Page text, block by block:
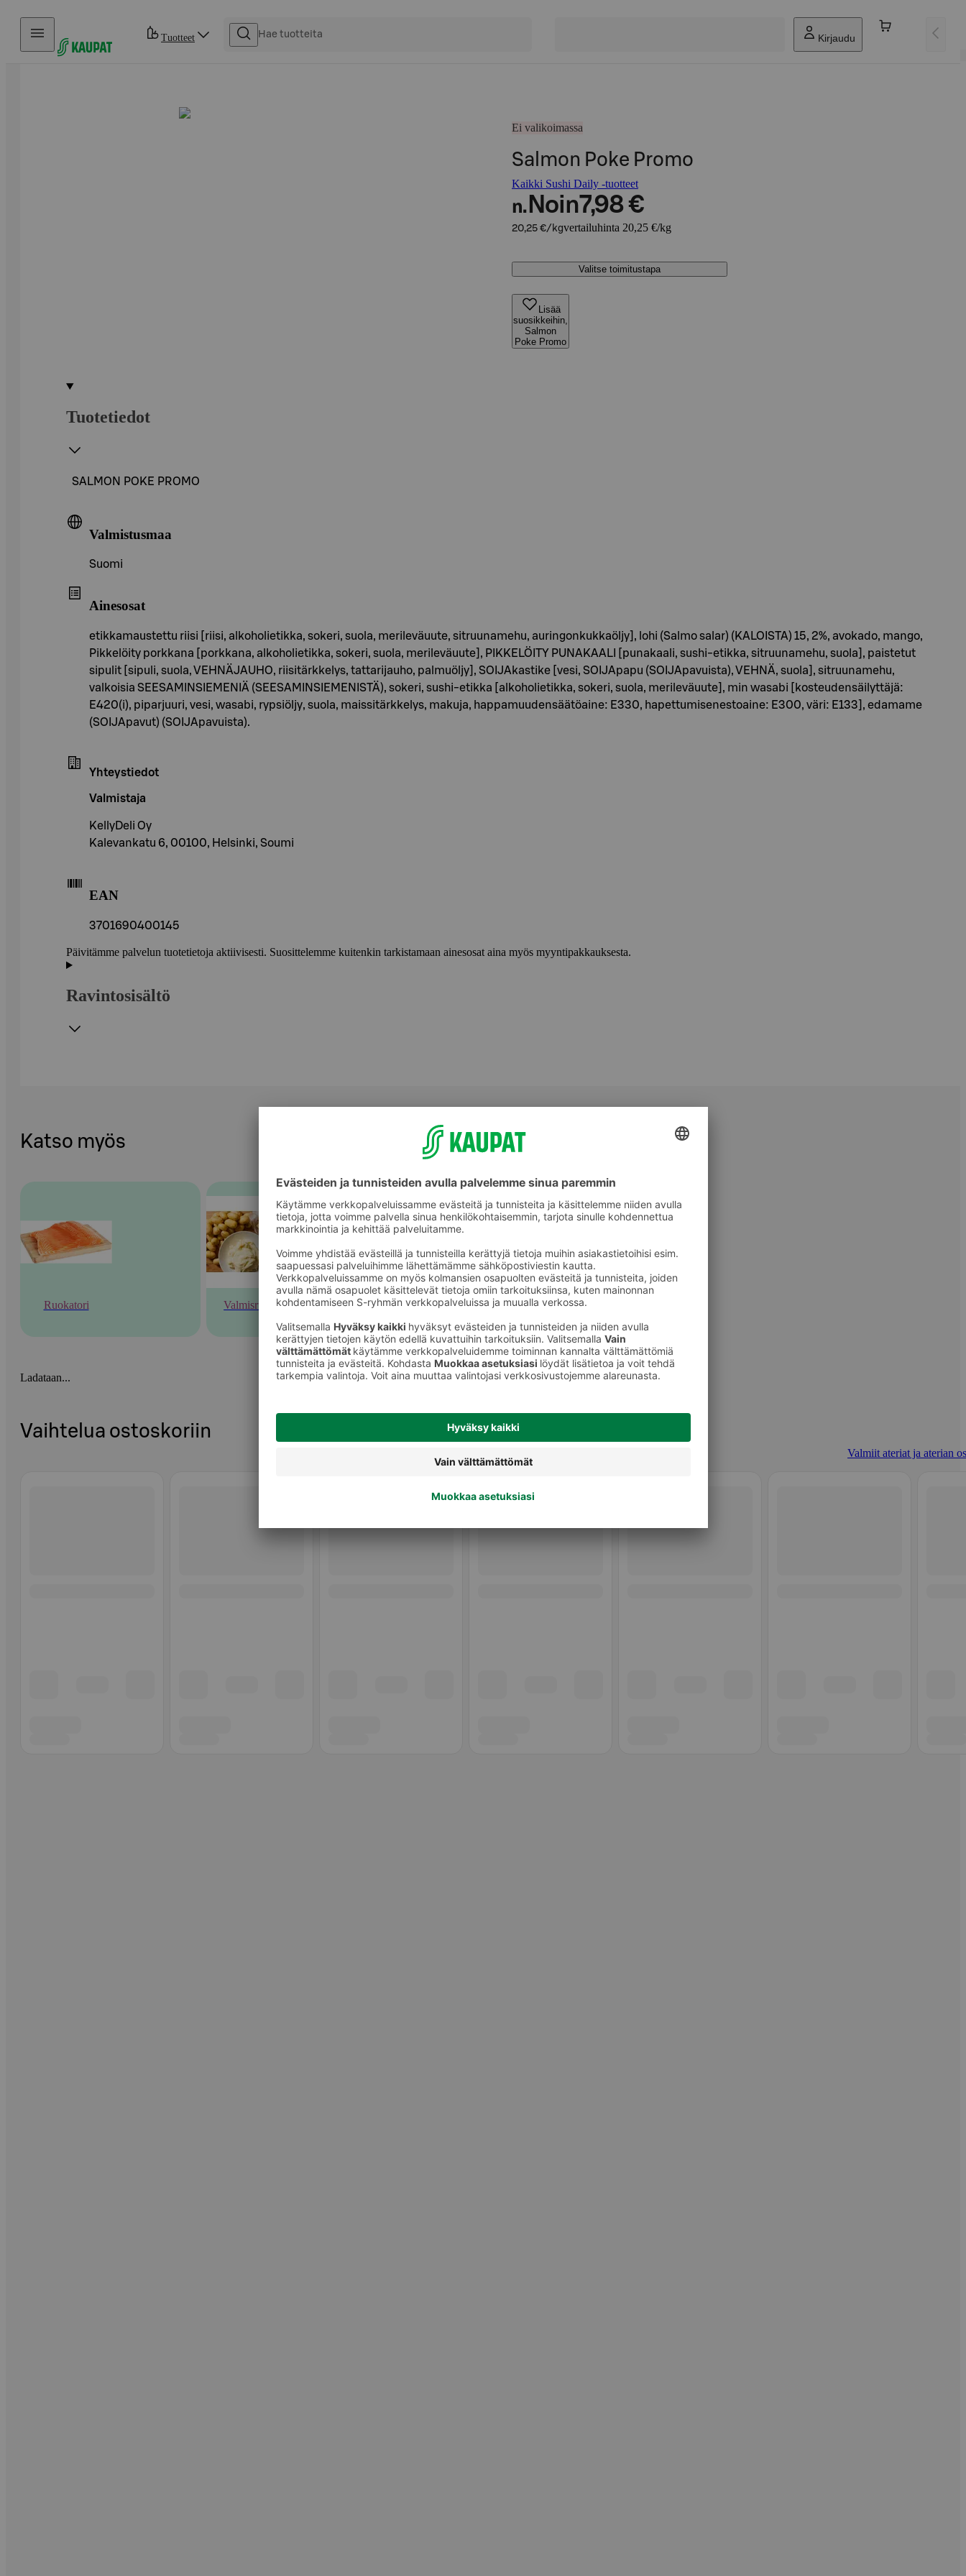
Hyppää sisältöön
Tuotteet Kirjaudu
Ei valikoimassa
Salmon Poke Promo
Kaikki Sushi Daily -tuotteet
n. Noin7,98 €
20,25 €/kgvertailuhinta 20,25 €/kg
Valitse toimitustapa
Lisää
suosikkeihin,
Salmon
Poke Promo
Tuotetiedot
SALMON POKE PROMO
Valmistusmaa
Suomi
Ainesosat
etikkamaustettu riisi [riisi, alkoholietikka, sokeri, suola, merileväuute, sitruunamehu, auringonkukkaöljy], lohi (Salmo salar) (KALOISTA) 15, 2%, avokado, mango,
Pikkelöity porkkana [porkkana, alkoholietikka, sokeri, suola, merileväuute], PIKKELÖITY PUNAKAALI [punakaali, sushi-etikka, sitruunamehu, suola], paistetut
sipulit [sipuli, suola, VEHNÄJAUHO, riisitärkkelys, tattarijauho, palmuöljy], SOIJAkastike [vesi, SOIJApapu (SOIJApavuista), VEHNÄ, suola], sitruunamehu,
valkoisia SEESAMINSIEMENIÄ (SEESAMINSIEMENISTÄ), sokeri, sushi-etikka [alkoholietikka, sokeri, suola, merileväuute], min wasabi [kosteudensäilyttäjä:
E420(i), piparjuuri, vesi, wasabi, rypsiöljy, suola, maissitärkkelys, makuja, happamuudensäätöaine: E330, hapettumisenestoaine: E300, väri: E133], edamame
(SOIJApavut) (SOIJApavuista).
Yhteystiedot
Valmistaja
KellyDeli Oy
Kalevankatu 6, 00100, Helsinki, Soumi
EAN
3701690400145
Päivitämme palvelun tuotetietoja aktiivisesti. Suosittelemme kuitenkin tarkistamaan ainesosat aina myös myyntipakkauksesta.
Ravintosisältö
Katso myös
Ruokatori Valmisruoka Valmiit ateriat ja aterian osat
Ladataan...
Vaihtelua ostoskoriin
Valmiit ateriat ja aterian